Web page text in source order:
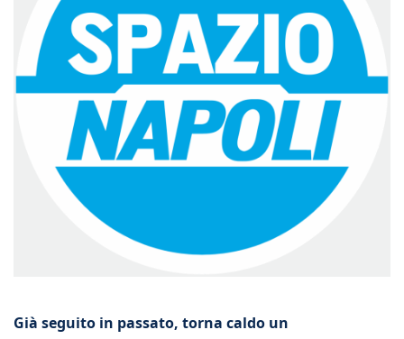
Già seguito in passato, torna caldo un